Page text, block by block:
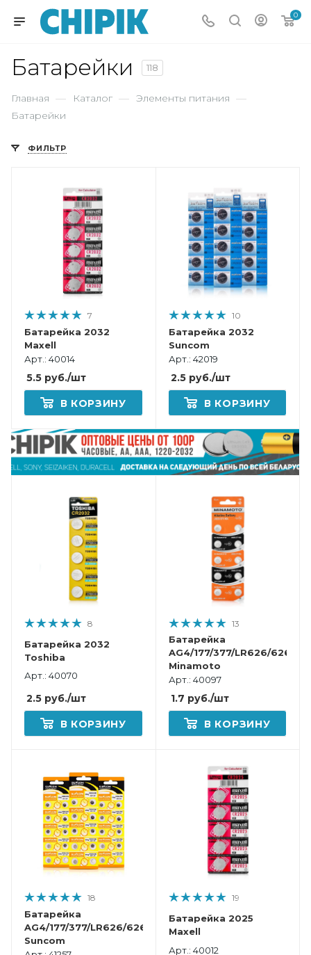
0
Батарейки 118
Главная — Каталог — Элементы питания —
Батарейки
ФИЛЬТР
7
Батарейка 2032
Maxell
Арт.: 40014
5.5 руб./шт
В КОРЗИНУ
10
Батарейка 2032
Suncom
Арт.: 42019
2.5руб./шт
В КОРЗИНУ
8
Батарейка 2032
Toshiba
Арт.: 40070
2.5 руб./шт
В КОРЗИНУ
13
Батарейка
AG4/177/377/LR626/626/
Minamoto
Арт.: 40097
1.7 руб./шт
В КОРЗИНУ
18
Батарейка
AG4/177/377/LR626/626/SR626
Suncom
19
Батарейка 2025
Maxell
Арт.: 40012